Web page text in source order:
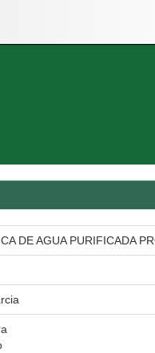
DE AGUA PURIFICADA